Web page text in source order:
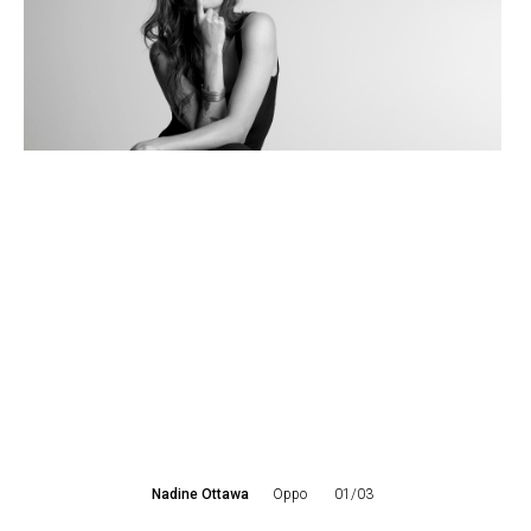
Nadine Ottawa Oppo 01/03